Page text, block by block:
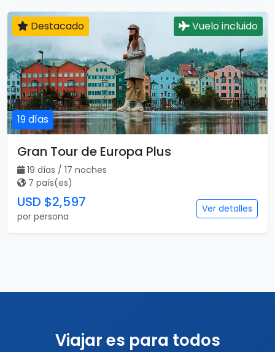
19 días
Destacado Vuelo incluido
Gran Tour de Europa Plus
19 días / 17 noches
7 país(es)
USD $2,597
por persona
Ver detalles
Viajar es para todos